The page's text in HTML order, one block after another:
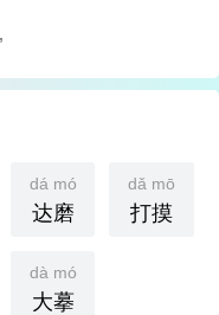
dá mó
达磨
dǎ mō
打摸
dà mó
大摹